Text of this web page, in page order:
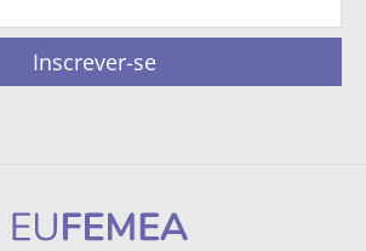
Inscrever-se